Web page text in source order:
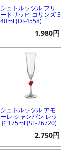
シュトルッツル フリ
ードリッヒ コリンズ 3
40ml (DI-4558)
1,980円
シュトルッツル アモ
ーレ シャンパン レッ
ド 175ml (SL-26720)
2,750円